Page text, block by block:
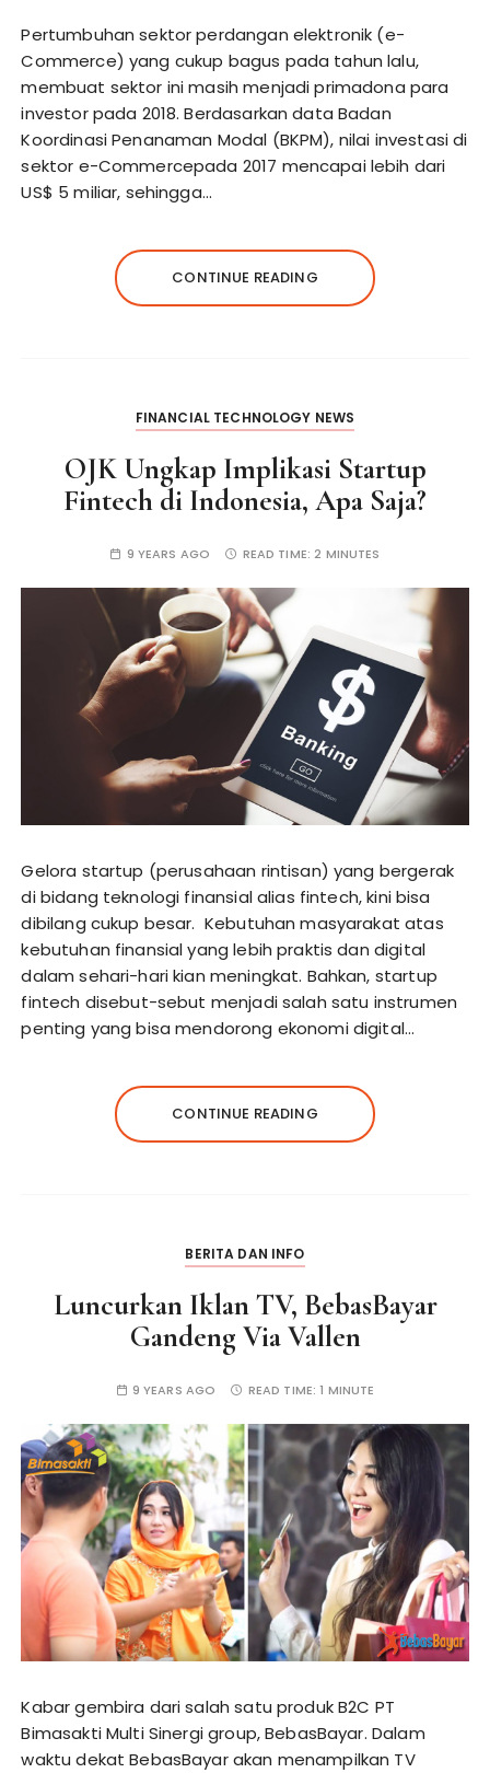
Pertumbuhan sektor perdangan elektronik (e-
Commerce) yang cukup bagus pada tahun lalu,
membuat sektor ini masih menjadi primadona para
investor pada 2018. Berdasarkan data Badan
Koordinasi Penanaman Modal (BKPM), nilai investasi di
sektor e-Commercepada 2017 mencapai lebih dari
US$ 5 miliar, sehingga…
CONTINUE READING
FINANCIAL TECHNOLOGY NEWS
OJK Ungkap Implikasi Startup
Fintech di Indonesia, Apa Saja?
9 YEARS AGO READ TIME:2 MINUTES
Gelora startup (perusahaan rintisan) yang bergerak
di bidang teknologi finansial alias fintech, kini bisa
dibilang cukup besar. Kebutuhan masyarakat atas
kebutuhan finansial yang lebih praktis dan digital
dalam sehari-hari kian meningkat. Bahkan, startup
fintech disebut-sebut menjadi salah satu instrumen
penting yang bisa mendorong ekonomi digital…
CONTINUE READING
BERITA DAN INFO
Luncurkan Iklan TV, BebasBayar
Gandeng Via Vallen
9 YEARS AGO READ TIME:1 MINUTE
Kabar gembira dari salah satu produk B2C PT
Bimasakti Multi Sinergi group, BebasBayar. Dalam
waktu dekat BebasBayar akan menampilkan TV